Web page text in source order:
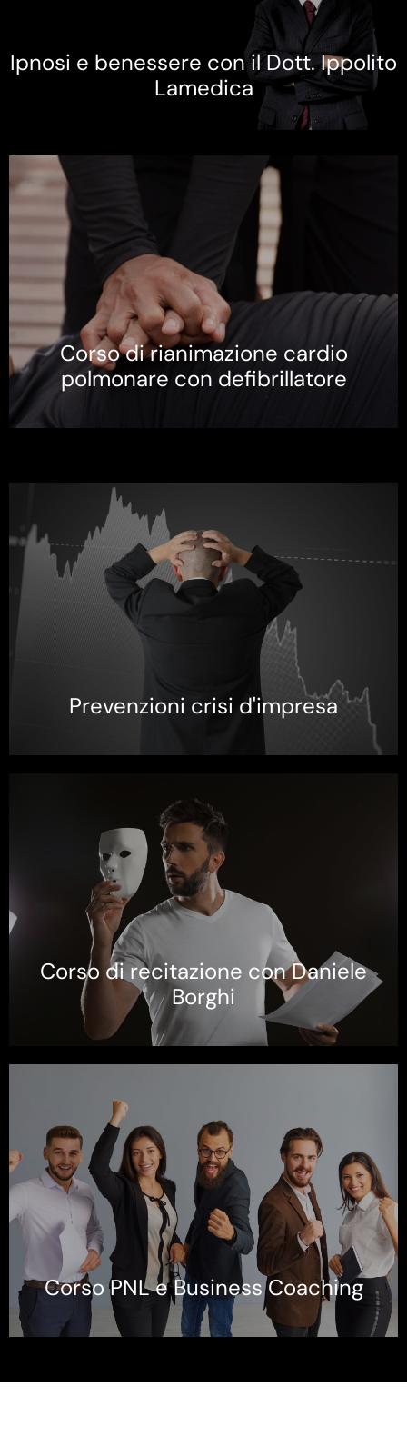
Ipnosi e benessere con il Dott. Ippolito
Lamedica
Corso di rianimazione cardio
polmonare con defibrillatore
Prevenzioni crisi d'impresa
Corso di recitazione con Daniele
Borghi
Corso PNL e Business Coaching